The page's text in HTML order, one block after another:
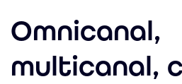
Omnicanal,
multicanal,